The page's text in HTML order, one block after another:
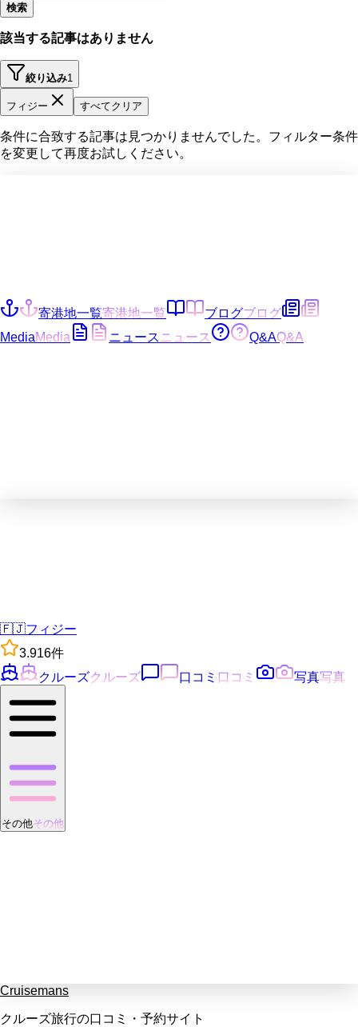
検索
該当する記事はありません
絞り込み1
フィジー すべてクリア
条件に合致する記事は見つかりませんでした。フィルター条件
を変更して再度お試しください。
寄港地一覧寄港地一覧 ブログブログ
MediaMedia ニュース ニュース Q&AQ&A
🇫🇯フィジー
3.916件
クルーズクルーズ 口コミ 口コミ 写真写真
その他その他
Cruisemans
クルーズ旅行の口コミ・予約サイト